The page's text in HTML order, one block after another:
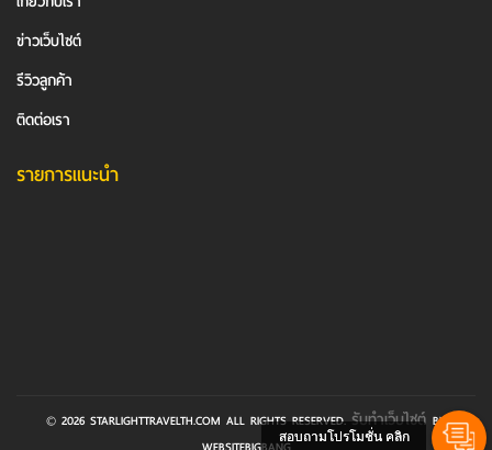
ข่าวเว็บไซต์
รีวิวลูกค้า
ติดต่อเรา
รายการแนะนำ
© 2026 STARLIGHTTRAVELTH.COM ALL RIGHTS RESERVED.รับทําเว็บไซต์ BY
สอบถามโปรโมชั่น คลิก